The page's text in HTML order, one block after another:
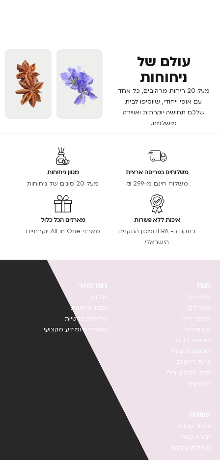
עולם של
ניחוחות
מעל 20 ריחות מרהיבים, כל אחד
עם אופי ייחודי, שיוסיפו לבית
שלכם תחושה יוקרתית ואווירה
מושלמת.
משלוחים בפריסה ארצית
משלוח חינם מ-299 ₪
מגוון ניחוחות
מעל 20 סוגים של ניחוחות
איכות ללא פשרות
בתקני ה- IFRA ומכון התקנים
הישראלי
מארזים הכל כלול
מארזי All in One יוקרתיים
חנות
פניני ריח
מארזים
מפיצי ריח
אירוסלים
מבשם בדים
מבשם מקלות
נרות ריחניים
שמן למפיץ ריח
מבצעים
ניווט מהיר
אודות
תקנון הזמנות
מדיניות פרטיות
מאמרים ומידע מקצועי
פעולות
ביטול עסקה
יצירת קשר
פעילות עסקית